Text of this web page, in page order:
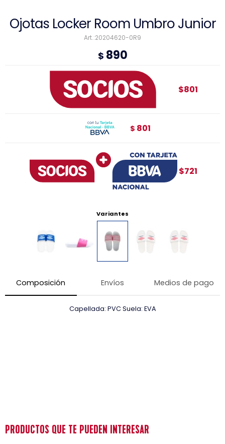
Ojotas Locker Room Umbro Junior
20204620-0R9
$ 890
$721
$801
$ 801
Variantes
Composición Envíos Medios de pago
Capellada: PVC Suela: EVA
PRODUCTOS QUE TE PUEDEN INTERESAR